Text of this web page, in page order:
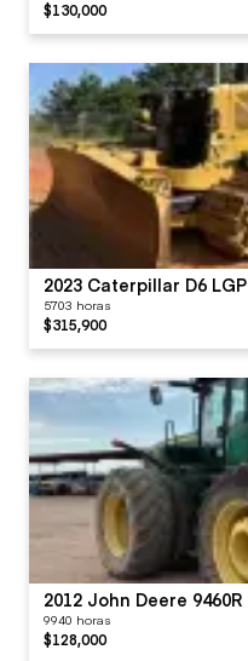
$130,000
2023 Caterpillar D6 LGP
5703 horas
$315,900
2012 John Deere 9460R
9940 horas
$128,000